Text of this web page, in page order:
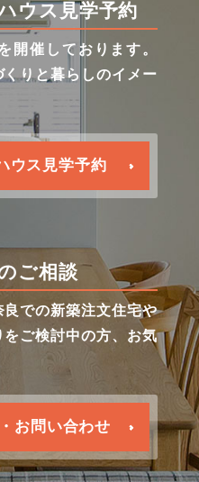
ウス見学予約
開催しております。
りと暮らしのイメー
ウス見学予約
ご相談
での新築注文住宅や
ご検討中の方、お気
お問い合わせ